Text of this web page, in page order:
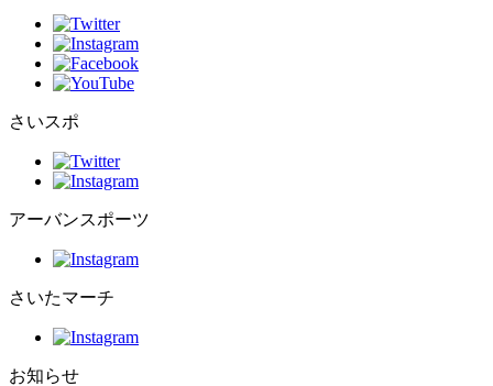
さいスポ
アーバンスポーツ
さいたマーチ
お知らせ